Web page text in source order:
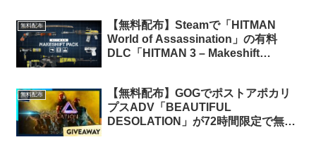
無料配布
【無料配布】Steamで「HITMAN
World of Assassination」の有料
DLC「HITMAN 3 – Makeshift
無料配布
【無料配布】GOGでポストアポカリ
プスADV「BEAUTIFUL
DESOLATION」が72時間限定で無料